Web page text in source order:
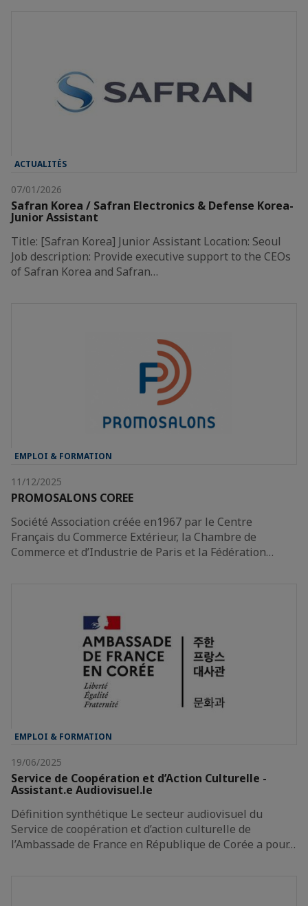
ACTUALITÉS
07/01/2026
Safran Korea / Safran Electronics & Defense Korea-
Junior Assistant
Title: [Safran Korea] Junior Assistant Location: Seoul
Job description: Provide executive support to the CEOs
of Safran Korea and Safran…
EMPLOI & FORMATION
11/12/2025
PROMOSALONS COREE
Société Association créée en1967 par le Centre
Français du Commerce Extérieur, la Chambre de
Commerce et d’Industrie de Paris et la Fédération…
EMPLOI & FORMATION
19/06/2025
Service de Coopération et d’Action Culturelle -
Assistant.e Audiovisuel.le
Définition synthétique Le secteur audiovisuel du
Service de coopération et d’action culturelle de
l’Ambassade de France en République de Corée a pour…